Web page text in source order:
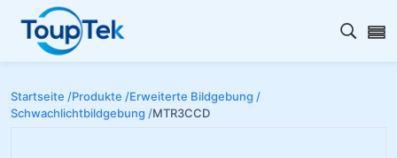
Open
Startseite /Produkte /Erweiterte Bildgebung /
Schwachlichtbildgebung /MTR3CCD